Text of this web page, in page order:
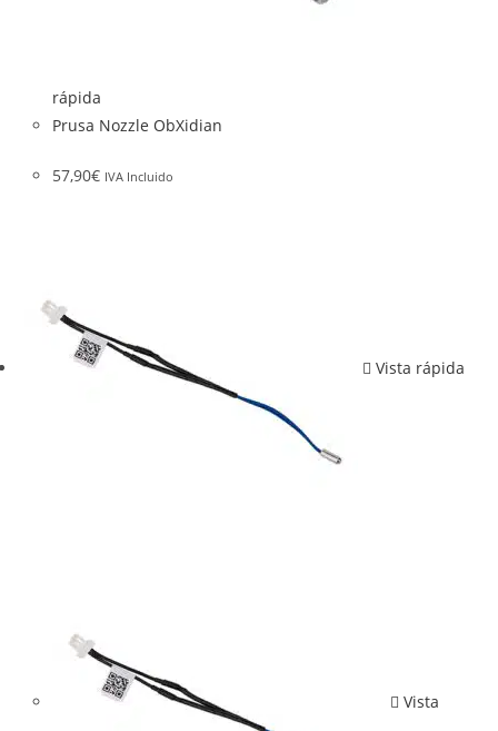
rápida
Prusa Nozzle ObXidian
57,90€ IVA Incluido
Vista rápida
Vista